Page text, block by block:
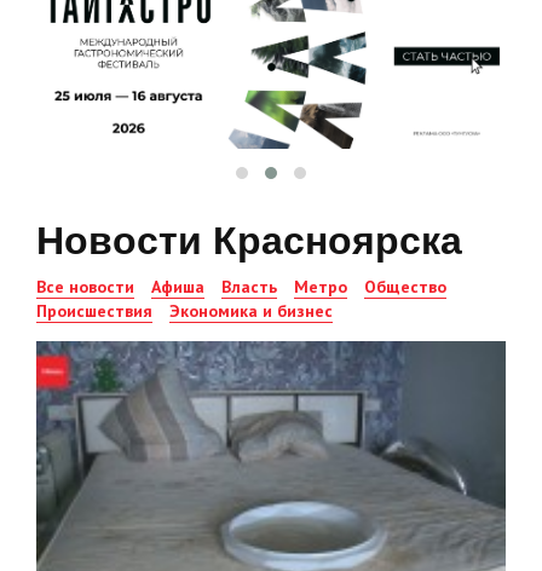
Новости Красноярска
Все новости Афиша Власть Метро
Общество
Происшествия
Экономика и бизнес